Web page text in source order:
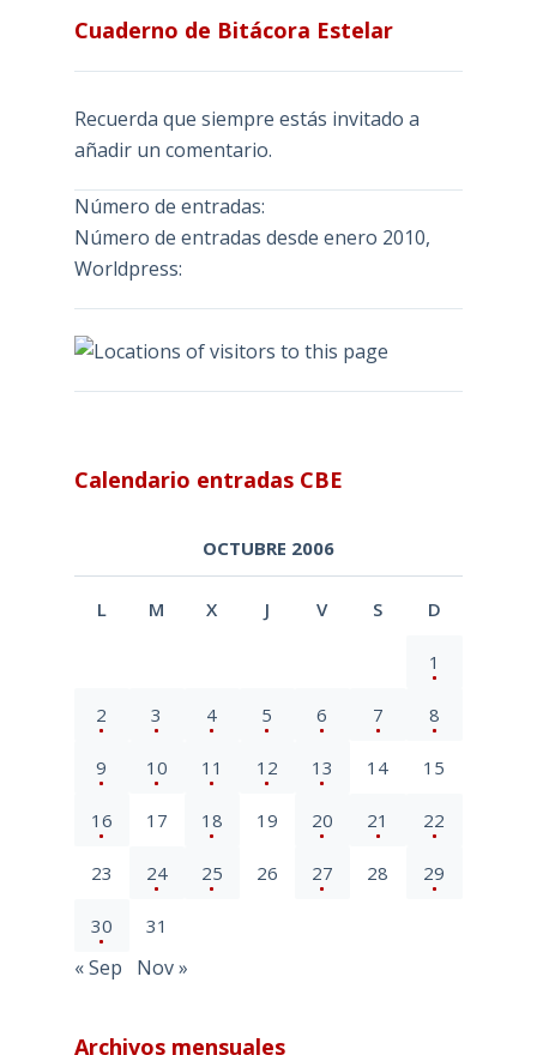
Cuaderno de Bitácora Estelar
Recuerda que siempre estás invitado a
añadir un comentario.
Número de entradas:
Número de entradas desde enero 2010,
Worldpress:
Calendario entradas CBE
OCTUBRE 2006
L M X J V S D
1
2 3 4 5 6 7 8
9 10 11 12 13 14 15
16 17 18 19 20 21 22
23 24 25 26 27 28 29
30 31
« Sep Nov »
Archivos mensuales